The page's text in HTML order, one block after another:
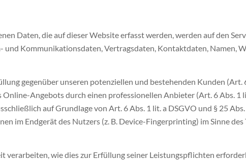
Daten, die auf dieser Website erfasst werden, werden auf den
und Kommunikationsdaten, Vertragsdaten, Kontaktdaten, Namen,
gegenüber unseren potenziellen und bestehenden Kunden (Art.
Angebots durch einen professionellen Anbieter (Art. 6 Abs. 1
auf Grundlage von Art. 6 Abs. 1 lit. a DSGVO und § 25
im Endgerät des Nutzers (z. B. Device-Fingerprinting) im Sinne
wie dies zur Erfüllung seiner Leistungspflichten